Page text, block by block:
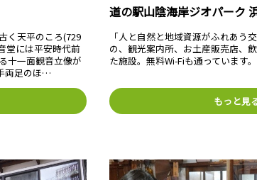
く天平のころ(729
堂には平安時代前
十一面観音立像が
両足のほ…
道の駅山陰海岸ジオパーク
「人と自然と地域資源がふれあう
の、観光案内所、お土産販売店、
た施設。無料Wi-Fiも通っています。
もっと見